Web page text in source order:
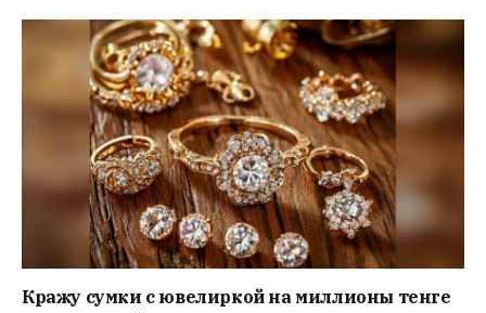
Кражу сумки с ювелиркой на миллионы тенге